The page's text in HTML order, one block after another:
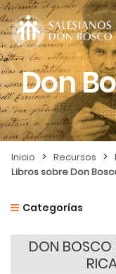
Don
Inicio > Recursos >
Libros sobre Don
Categorías
DON BOSCO